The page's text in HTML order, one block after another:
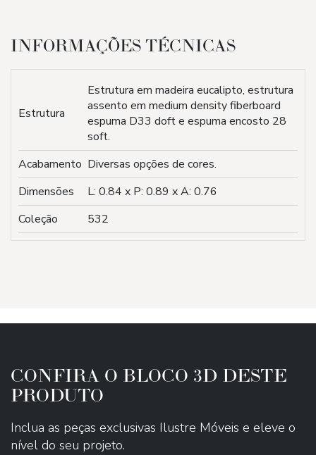
INFORMAÇÕES TÉCNICAS
Estrutura
Estrutura em madeira eucalipto, estrutura
assento em medium density fiberboard
espuma D33 doft e espuma encosto 28
soft.
Acabamento Diversas opções de cores.
Dimensões
L: 0.84 x P: 0.89 x A: 0.76
Coleção
532
CONFIRA O BLOCO 3D DESTE
PRODUTO
Inclua as peças exclusivas Ilustre Móveis e eleve o
nível do seu projeto.